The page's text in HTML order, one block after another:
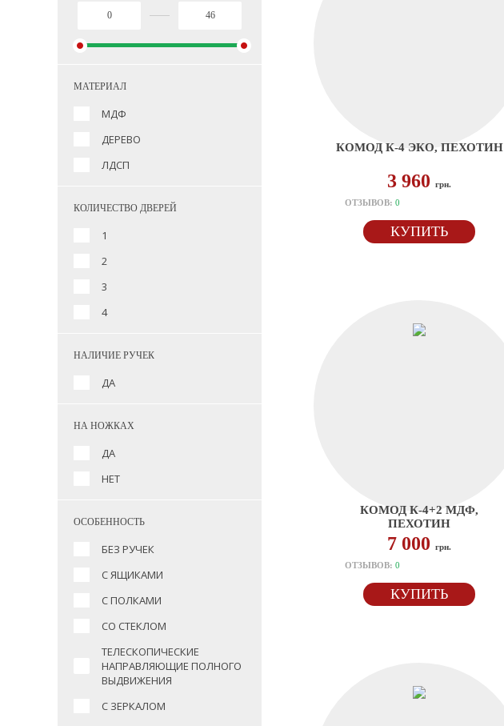
МАТЕРИАЛ
МДФ
ДЕРЕВО
ЛДСП
КОЛИЧЕСТВО ДВЕРЕЙ
1
2
3
4
НАЛИЧИЕ РУЧЕК
ДА
НА НОЖКАХ
ДА
НЕТ
ОСОБЕННОСТЬ
БЕЗ РУЧЕК
С ЯЩИКАМИ
С ПОЛКАМИ
СО СТЕКЛОМ
ТЕЛЕСКОПИЧЕСКИЕ
НАПРАВЛЯЮЩИЕ ПОЛНОГО
ВЫДВИЖЕНИЯ
С ЗЕРКАЛОМ
КОМОД К-4 ЭКО, ПЕХОТИН
3 960 грн.
ОТЗЫВОВ: 0
КУПИТЬ
КОМОД К-4+2 МДФ,
ПЕХОТИН
7 000 грн.
ОТЗЫВОВ: 0
КУПИТЬ